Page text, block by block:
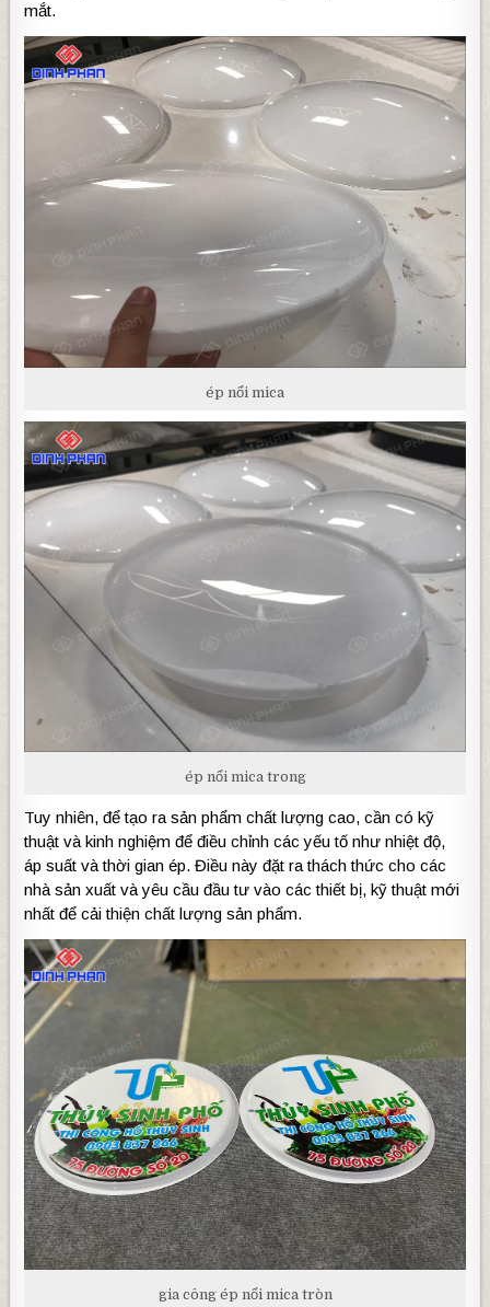
mắt.
ép nổi mica
ép nổi mica trong
Tuy nhiên, để tạo ra sản phẩm chất lượng cao, cần có kỹ
thuật và kinh nghiệm để điều chỉnh các yếu tố như nhiệt độ,
áp suất và thời gian ép. Điều này đặt ra thách thức cho các
nhà sản xuất và yêu cầu đầu tư vào các thiết bị, kỹ thuật mới
nhất để cải thiện chất lượng sản phẩm.
gia công ép nổi mica tròn